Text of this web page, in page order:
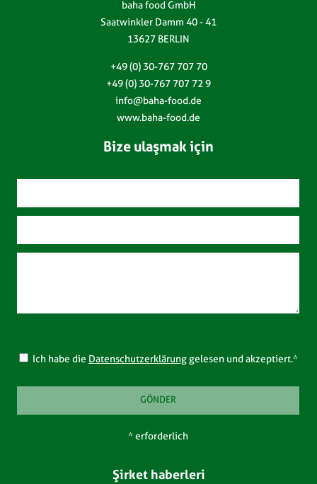
baha food GmbH
Saatwinkler Damm 40 - 41
13627 BERLIN
+49 (0) 30-767 707 70
+49 (0) 30-767 707 72 9
info@baha-food.de
www.baha-food.de
Bize ulaşmak için
Ich habe die Datenschutzerklärung gelesen und akzeptiert.*
* erforderlich
Şirket haberleri